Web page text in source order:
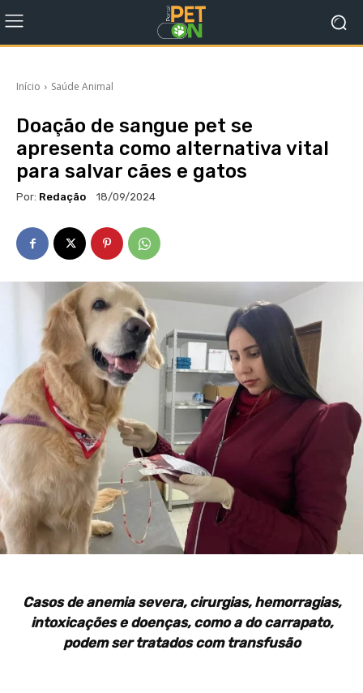
Início Saúde Animal
Doação de sangue pet se
apresenta como alternativa vital
para salvar cães e gatos
Por: Redação 18/09/2024
Casos de anemia severa, cirurgias, hemorragias,
intoxicações e doenças, como a do carrapato,
podem ser tratados com transfusão